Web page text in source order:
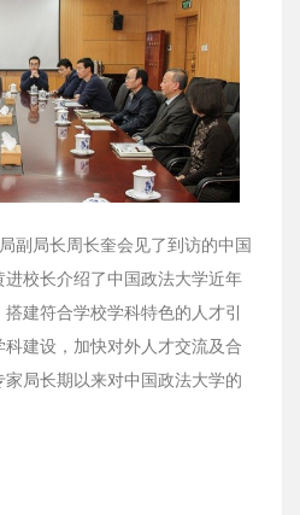
副局长周长奎会见了到访的中国
校长介绍了中国政法大学近年
建符合学校学科特色的人才引
建设，加快对外人才交流及合
局长期以来对中国政法大学的